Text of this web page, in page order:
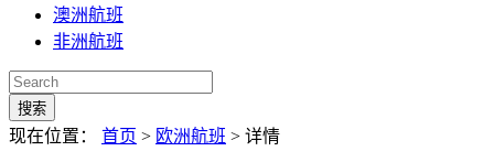
澳洲航班
非洲航班
搜索
现在位置： 首页 > 欧洲航班 > 详情